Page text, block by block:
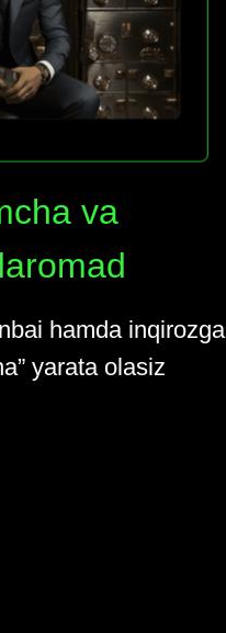
va
hamda inqirozga
yarata olasiz